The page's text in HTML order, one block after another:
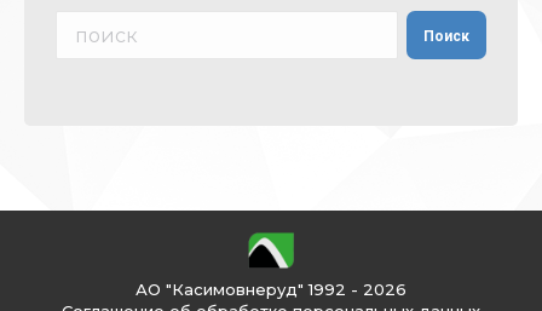
Поиск
АО "Касимовнеруд" 1992 - 2026